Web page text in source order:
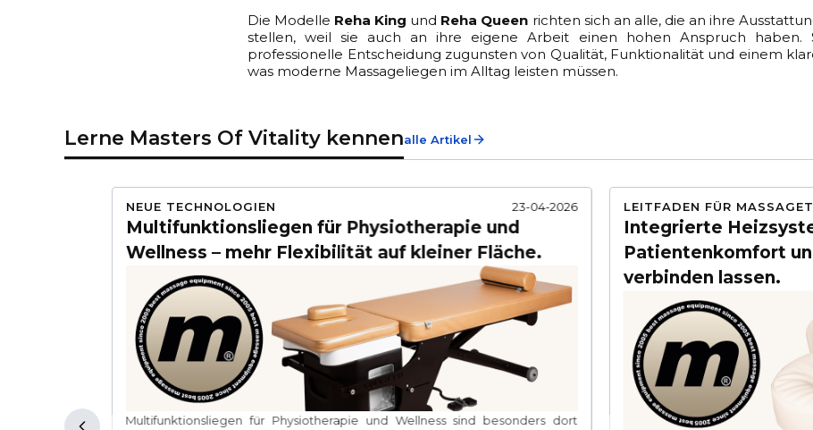
Die Modelle Reha King und Reha Queen richten sich an alle, die an ihre
stellen, weil sie auch an ihre eigene Arbeit einen hohen Anspruch haben.
professionelle Entscheidung zugunsten von Qualität, Funktionalität und einem
was moderne Massageliegen im Alltag leisten müssen.
Lerne Masters Of Vitality kennenalle Artikel
besonders
NEUE TECHNOLOGIEN 23-04-2026
Multifunktionsliegen für Physiotherapie und
Wellness – mehr Flexibilität auf kleiner Fläche.
Multifunktionsliegen für Physiotherapie und Wellness sind besonders dort
LEITFADEN FÜR
Integrierte
Patientenkomfort
verbinden lassen.